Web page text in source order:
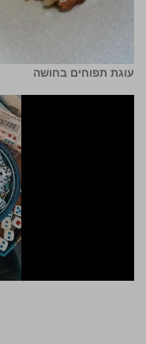
עוגת תפוחים בחושה